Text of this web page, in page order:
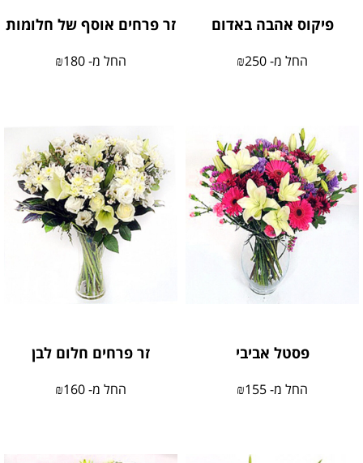
פיקוס אהבה באדום
החל מ- ₪250
זר פרחים אוסף של חלומות
החל מ- ₪180
פסטל אביבי
החל מ- ₪155
זר פרחים חלום לבן
החל מ- ₪160